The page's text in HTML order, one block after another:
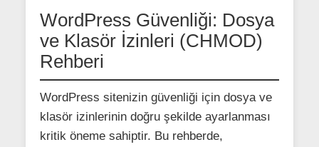
WordPress Güvenliği: Dosya
ve Klasör İzinleri (CHMOD)
Rehberi
WordPress sitenizin güvenliği için dosya ve
klasör izinlerinin doğru şekilde ayarlanması
kritik öneme sahiptir. Bu rehberde,